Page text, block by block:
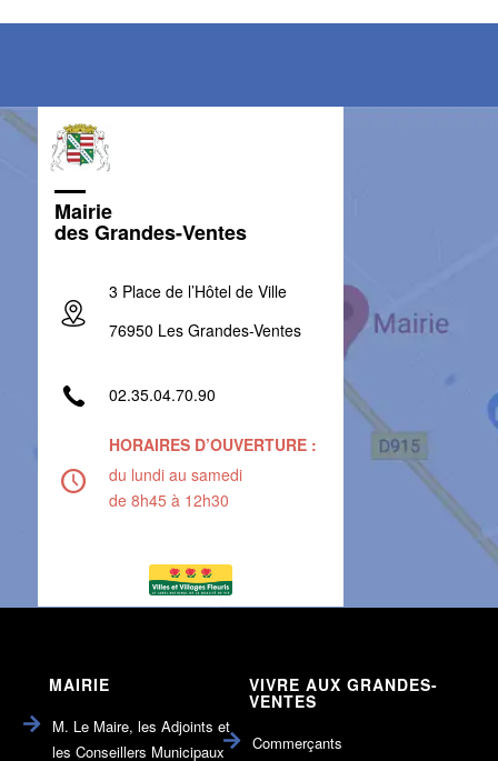
Mairie
des Grandes-Ventes
3 Place de l’Hôtel de Ville
76950 Les Grandes-Ventes
02.35.04.70.90
HORAIRES D’OUVERTURE :
du lundi au samedi
de 8h45 à 12h30
MAIRIE
M. Le Maire, les Adjoints et
les Conseillers Municipaux
VIVRE AUX GRANDES-
VENTES
Commerçants